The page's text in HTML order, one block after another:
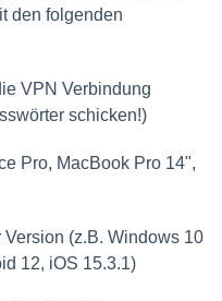
den folgenden
VPN Verbindung
schicken!)
Pro, MacBook Pro 14",
(z.B. Windows 10
12, iOS 15.3.1)